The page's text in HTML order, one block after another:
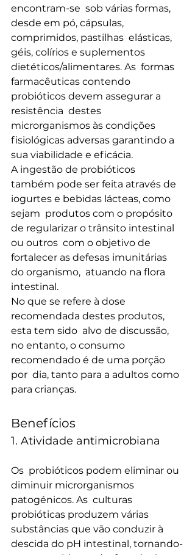
encontram-se  sob várias formas,
desde em pó, cápsulas,
comprimidos, pastilhas  elásticas,
géis, colírios e suplementos
dietéticos/alimentares. As  formas
farmacêuticas contendo
probióticos devem assegurar a
resistência  destes
microrganismos às condições
fisiológicas adversas garantindo a
sua viabilidade e eficácia.
A ingestão de probióticos
também pode ser feita através de
iogurtes e bebidas lácteas, como
sejam  produtos com o propósito
de regularizar o trânsito intestinal
ou outros  com o objetivo de
fortalecer as defesas imunitárias
do organismo,  atuando na flora
intestinal.
No que se refere à dose
recomendada destes produtos,
esta tem sido  alvo de discussão,
no entanto, o consumo
recomendado é de uma porção
por  dia, tanto para a adultos como
para crianças.
Benefícios
1. Atividade antimicrobiana
Os  probióticos podem eliminar ou
diminuir microrganismos
patogénicos. As  culturas
probióticas produzem várias
substâncias que vão conduzir à
descida do pH intestinal, tornando-